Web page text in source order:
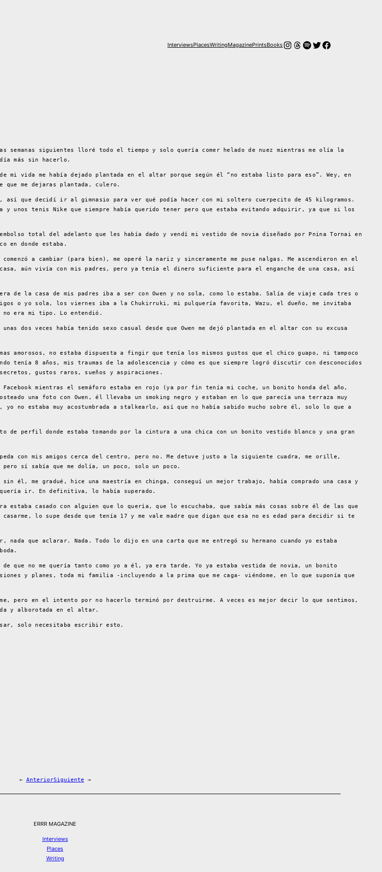
InterviewsPlacesWritingMagazinePrintsBooksInstagram
Hilos
Spotify
Twitter
Facebook
siguientes lloré todo el tiempo y solo quería comer helado de nuez mientras me olía la
más sin hacerlo.
vida me había dejado plantada en el altar porque según él “no estaba listo para eso”. Wey, en
que me dejaras plantada, culero.
así que decidí ir al gimnasio para ver qué podía hacer con mi soltero cuerpecito de 45 kilogramos.
y unos tenis Nike que siempre había querido tener pero que estaba evitando adquirir, ya que si los
total del adelanto que les había dado y vendí mi vestido de novia diseñado por Pnina Tornai en
en donde estaba.
a cambiar (para bien), me operé la nariz y sinceramente me puse nalgas. Me ascendieron en el
aún vivía con mis padres, pero ya tenía el dinero suficiente para el enganche de una casa, así
de la casa de mis padres iba a ser con Owen y no sola, como lo estaba. Salía de viaje cada tres o
o yo sola, los viernes iba a la Chukirruki, mi pulquería favorita, Wazu, el dueño, me invitaba
no era mi tipo. Lo entendió.
dos veces había tenido sexo casual desde que Owen me dejó plantada en el altar con su excusa
amorosos, no estaba dispuesta a fingir que tenía los mismos gustos que el chico guapo, ni tampoco
tenía 8 años, mis traumas de la adolescencia y cómo es que siempre logró discutir con desconocidos
gustos raros, sueños y aspiraciones.
Facebook mientras el semáforo estaba en rojo (ya por fin tenía mi coche, un bonito honda del año,
una foto con Owen, él llevaba un smoking negro y estaban en lo que parecía una terraza muy
no estaba muy acostumbrada a stalkearlo, así que no había sabido mucho sobre él, solo lo que a
de perfil donde estaba tomando por la cintura a una chica con un bonito vestido blanco y una gran
con mis amigos cerca del centro, pero no. Me detuve justo a la siguiente cuadra, me orille,
sí sabía que me dolía, un poco, solo un poco.
él, me gradué, hice una maestría en chinga, conseguí un mejor trabajo, había comprado una casa y
quería ir. En definitiva, lo había superado.
estaba casado con alguien que lo quería, que lo escuchaba, que sabía más cosas sobre él de las que
lo supe desde que tenía 17 y me vale madre que digan que esa no es edad para decidir si te
que aclarar. Nada. Todo lo dijo en una carta que me entregó su hermano cuando yo estaba
de que no me quería tanto como yo a él, ya era tarde. Yo ya estaba vestida de novia, un bonito
y planes, toda mi familia -incluyendo a la prima que me caga- viéndome, en lo que suponía que
pero en el intento por no hacerlo terminó por destruirme. A veces es mejor decir lo que sentimos,
y alborotada en el altar.
solo necesitaba escribir esto.
← AnteriorSiguiente →
ERRR MAGAZINE
Interviews
Places
Writing